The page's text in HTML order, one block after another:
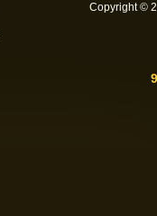
Copyright ©